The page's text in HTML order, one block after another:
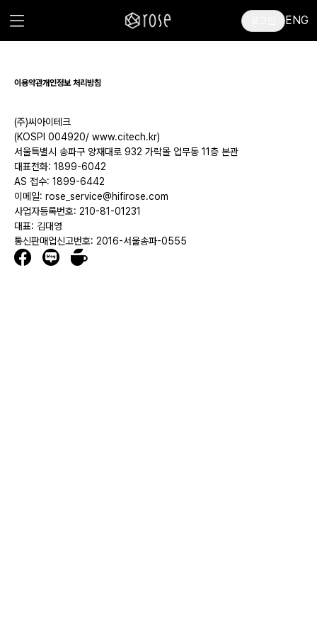
ENG
이용약관개인정보 처리방침
(주)씨아이테크
(KOSPI 004920/ www.citech.kr)
서울특별시 송파구 양재대로 932 가락몰 업무동 11층 본관
대표전화: 1899-6042
AS 접수: 1899-6442
이메일: rose_service@hifirose.com
사업자등록번호: 210-81-01231
대표: 김대영
통신판매업신고번호: 2016-서울송파-0555